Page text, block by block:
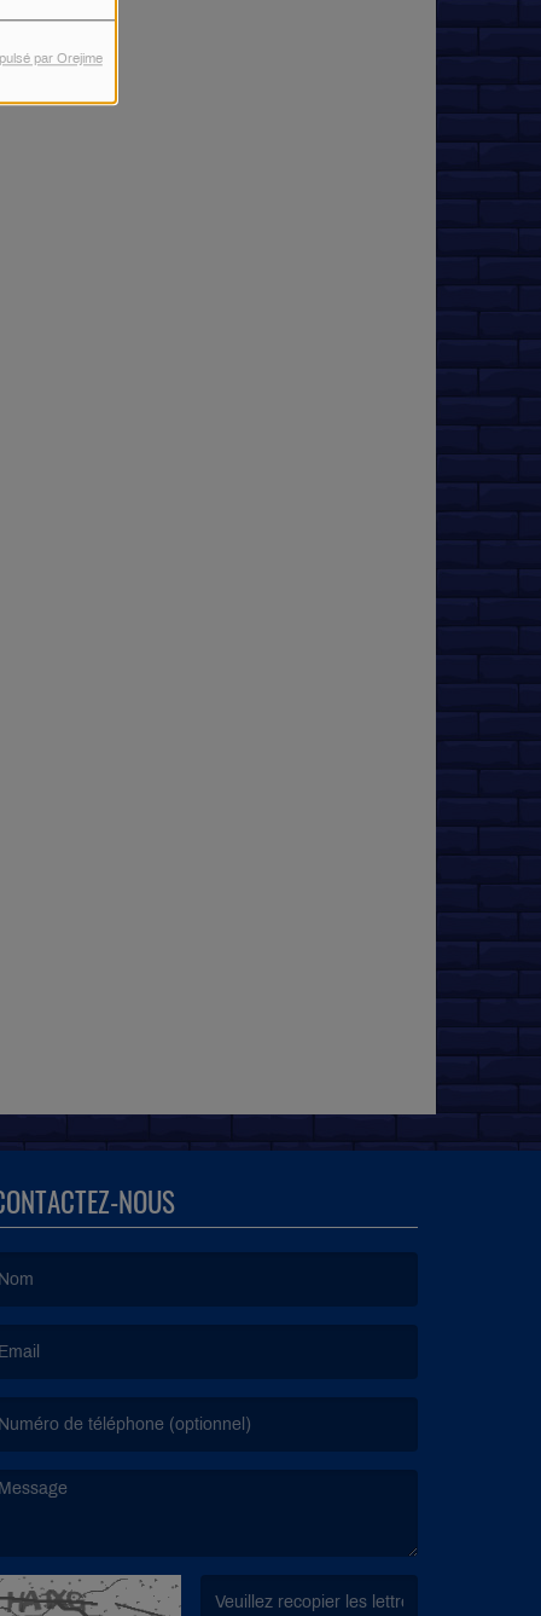
par Orejime
NOUS